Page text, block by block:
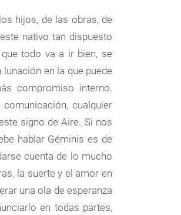
hijos, de las obras, de
nativo tan dispuesto
todo va a ir bien, se
en la que puede
compromiso interno.
cualquier
signo de Aire. Si nos
hablar Géminis es de
cuenta de lo mucho
la suerte y el amor en
una ola de esperanza
en todas partes,